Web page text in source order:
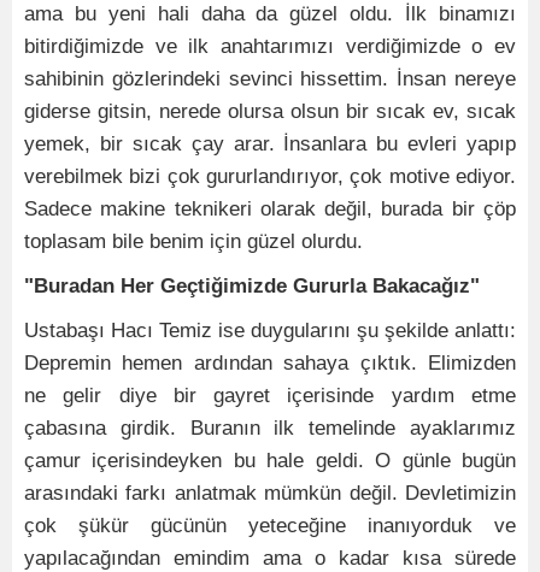
ama bu yeni hali daha da güzel oldu. İlk binamızı
bitirdiğimizde ve ilk anahtarımızı verdiğimizde o ev
sahibinin gözlerindeki sevinci hissettim. İnsan nereye
giderse gitsin, nerede olursa olsun bir sıcak ev, sıcak
yemek, bir sıcak çay arar. İnsanlara bu evleri yapıp
verebilmek bizi çok gururlandırıyor, çok motive ediyor.
Sadece makine teknikeri olarak değil, burada bir çöp
toplasam bile benim için güzel olurdu.
"Buradan Her Geçtiğimizde Gururla Bakacağız"
Ustabaşı Hacı Temiz ise duygularını şu şekilde anlattı:
Depremin hemen ardından sahaya çıktık. Elimizden
ne gelir diye bir gayret içerisinde yardım etme
çabasına girdik. Buranın ilk temelinde ayaklarımız
çamur içerisindeyken bu hale geldi. O günle bugün
arasındaki farkı anlatmak mümkün değil. Devletimizin
çok şükür gücünün yeteceğine inanıyorduk ve
yapılacağından emindim ama o kadar kısa sürede